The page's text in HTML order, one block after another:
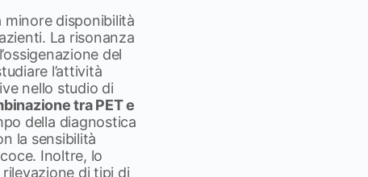
minore disponibilità
La risonanza
del
l’attività
nello studio di
tra PET e
della diagnostica
la sensibilità
Inoltre, lo
di tipi di